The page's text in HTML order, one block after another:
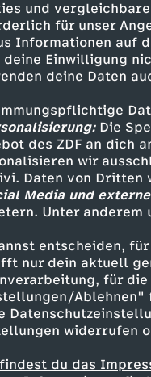
und
für unser
Informationen auf
deine Einwilligung
deine Daten
Die
des ZDF an dich
wir
Daten von Dritten
Media und
Unter anderem
entscheiden,
nur dein aktuell
für
Ablehnen"
widerrufen
du das
Ähnliche
Politik